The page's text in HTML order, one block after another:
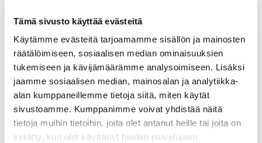
Tämä sivusto käyttää evästeitä
Käytämme evästeitä tarjoamamme sisällön ja mainosten
räätälöimiseen, sosiaalisen median ominaisuuksien
tukemiseen ja kävijämäärämme analysoimiseen. Lisäksi
jaamme sosiaalisen median, mainosalan ja analytiikka-
alan kumppaneillemme tietoja siitä, miten käytät
sivustoamme. Kumppanimme voivat yhdistää näitä
tietoja muihin tietoihin, joita olet antanut heille tai joita on
kerätty, kun olet käyttänyt heidän palvelujaan.
Alle 15-vuotias ampumakokeessa
– Jos ampuja on alle 15 vuotta, saa hän
käyttää ampumakokeessa 18 vuotta
täyttäneen henkilön asetta valvotusti.
Koetilaisuudessa mahdollista suorittaa myös
jousiampumakoe
Paikka: Reserviläisten ampumarata